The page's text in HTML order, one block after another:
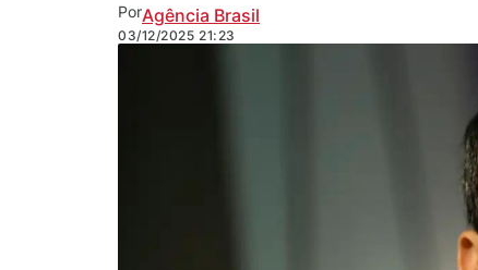
PorAgência Brasil
03/12/2025 21:23